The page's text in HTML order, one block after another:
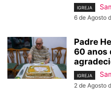
IGREJA
6 de Agosto
Padre
60 anos
IGREJA
2 de Agosto